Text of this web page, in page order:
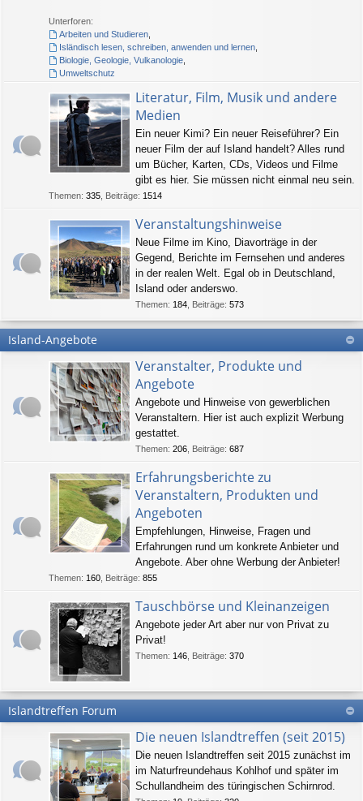
Unterforen:
Arbeiten und Studieren,
Isländisch lesen, schreiben, anwenden und lernen,
Biologie, Geologie, Vulkanologie,
Umweltschutz
Literatur, Film, Musik und andere
Medien
Ein neuer Kimi? Ein neuer Reiseführer? Ein
neuer Film der auf Island handelt? Alles rund
um Bücher, Karten, CDs, Videos und Filme
gibt es hier. Sie müssen nicht einmal neu sein.
Themen: 335 Beiträge: 1514
Veranstaltungshinweise
Neue Filme im Kino, Diavorträge in der
Gegend, Berichte im Fernsehen und anderes
in der realen Welt. Egal ob in Deutschland,
Island oder anderswo.
Themen: 184 Beiträge: 573
Island-Angebote
Veranstalter, Produkte und
Angebote
Angebote und Hinweise von gewerblichen
Veranstaltern. Hier ist auch explizit Werbung
gestattet.
Themen: 206 Beiträge: 687
Erfahrungsberichte zu
Veranstaltern, Produkten und
Angeboten
Empfehlungen, Hinweise, Fragen und
Erfahrungen rund um konkrete Anbieter und
Angebote. Aber ohne Werbung der Anbieter!
Themen: 160 Beiträge: 855
Tauschbörse und Kleinanzeigen
Angebote jeder Art aber nur von Privat zu
Privat!
Themen: 146 Beiträge: 370
Islandtreffen Forum
Die neuen Islandtreffen (seit 2015)
Die neuen Islandtreffen seit 2015 zunächst im
im Naturfreundehaus Kohlhof und später im
Schullandheim des türingischen Schirnrod.